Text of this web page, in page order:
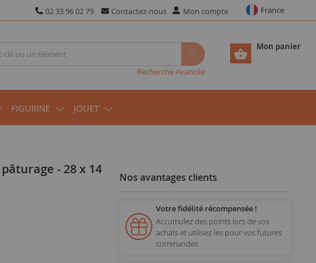
02 33 96 02 79 Contactez-nous Mon compte France
Mon panier
Recherche Avancée
FIGURINE JOUET
Nos avantages clients
Votre fidélité récompensée !
Accumulez des points lors de vos
achats et utilisez les pour vos futures
commandes